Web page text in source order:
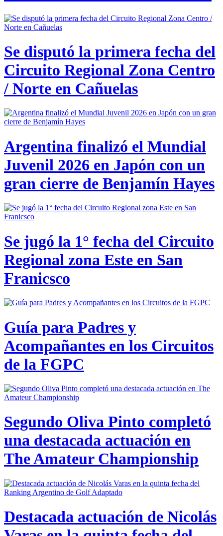
Se disputó la primera fecha del
Circuito Regional Zona Centro
/ Norte en Cañuelas
Argentina finalizó el Mundial
Juvenil 2026 en Japón con un
gran cierre de Benjamín Hayes
Se jugó la 1° fecha del Circuito
Regional zona Este en San
Franicsco
Guía para Padres y
Acompañantes en los Circuitos
de la FGPC
Segundo Oliva Pinto completó
una destacada actuación en
The Amateur Championship
Destacada actuación de Nicolás